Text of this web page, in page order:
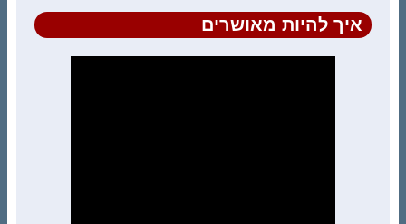
איך להיות מאושרים